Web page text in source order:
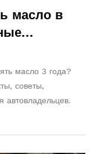
масло в
масло 3 года?
советы,
автовладельцев.